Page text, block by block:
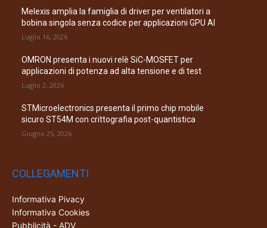
Melexis amplia la famiglia di driver per ventilatori a
bobina singola senza codice per applicazioni GPU AI
Luglio 16, 2026
OMRON presenta i nuovi relè SiC-MOSFET per
applicazioni di potenza ad alta tensione e di test
Luglio 2, 2026
STMicroelectronics presenta il primo chip mobile
sicuro ST54M con crittografia post-quantistica
Giugno 25, 2026
COLLEGAMENTI
Informativa Pivacy
Informativa Cookies
Pubblicità - ADV